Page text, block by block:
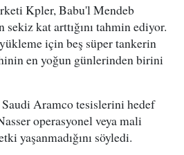
Kpler, Babu'l Mendeb
kat arttığını tahmin ediyor.
için beş süper tankerin
en yoğun günlerinden birini
Aramco tesislerini hedef
operasyonel veya mali
yaşanmadığını söyledi.